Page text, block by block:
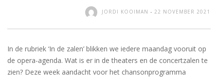
JORDI KOOIMAN - 22 NOVEMBER 2021
In de rubriek ‘In de zalen’ blikken we iedere maandag vooruit op
de opera-agenda. Wat is er in de theaters en de concertzalen te
zien? Deze week aandacht voor het chansonprogramma